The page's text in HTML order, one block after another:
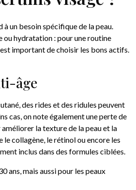
un besoin spécifique de la peau.
hydratation : pour une routine
important de choisir les bons actifs.
âge
des rides et des ridules peuvent
cas, on note également une perte de
la texture de la peau et la
le collagène, le rétinol ou encore les
inclus dans des formules ciblées.
ans, mais aussi pour les peaux